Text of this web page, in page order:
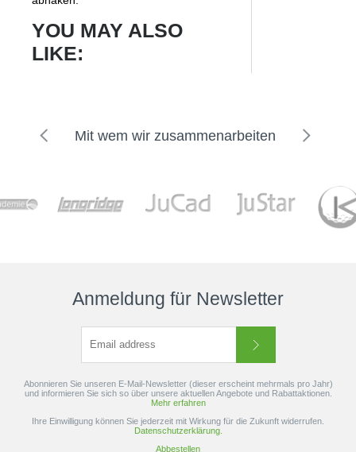
YOU MAY ALSO
LIKE:
Mit wem wir zusammenarbeiten
Anmeldung für Newsletter
Abonnieren Sie unseren E-Mail-Newsletter (dieser erscheint mehrmals pro Jahr)
und informieren Sie sich so über unsere aktuellen Angebote und Rabattaktionen.
Mehr erfahren
Ihre Einwilligung können Sie jederzeit mit Wirkung für die Zukunft widerrufen.
Datenschutzerklärung.
Abbestellen